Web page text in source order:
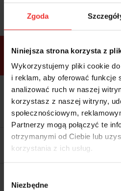
Zgoda
Niniejsza strona korzysta z
Wykorzystujemy pliki cookie
i reklam, aby oferować funkcje
analizować ruch w naszej
korzystasz z naszej witryny,
społecznościowym,
Partnerzy mogą połączyć te
otrzymanymi od Ciebie lub
korzystania z ich usług.
zgody
Niezbędne
Sprawdź bonusyi
ramach
pakietów
VIP
Kolacja z prelegentami i before
party (Hotel Sheraton, 27.10) tylko
wbilecie ALLPASS VIP
tylko
bilecie
VIP
Dedykowana strefa VIP z
możliwością networkingu z
prelegentami i wystawcami w
WARTOŚĆ: 1970 zł